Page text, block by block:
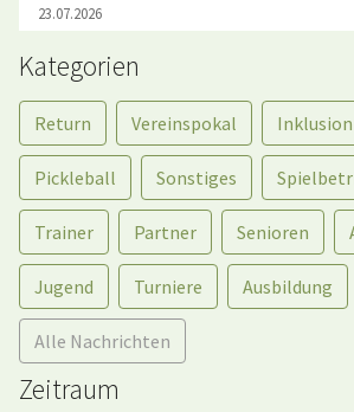
23.07.2026
Kategorien
Return Vereinspokal Inklusion
Pickleball Sonstiges
Trainer Partner Senioren
Jugend Turniere Ausbildung
Alle Nachrichten
Zeitraum